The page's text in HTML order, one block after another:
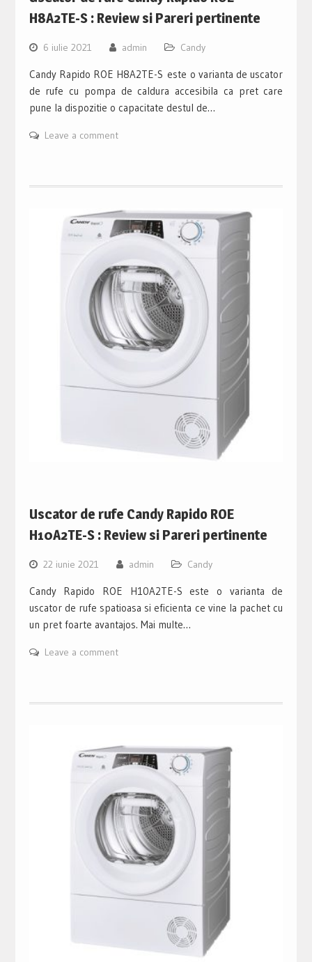
H8A2TE-S : Review si Pareri pertinente
6 iulie 2021 admin Candy
Candy Rapido ROE H8A2TE-S este o varianta de uscator
de rufe cu pompa de caldura accesibila ca pret care
pune la dispozitie o capacitate destul de…
Leave a comment
Uscator de rufe Candy Rapido ROE
H10A2TE-S : Review si Pareri pertinente
22 iunie 2021 admin Candy
Candy Rapido ROE H10A2TE-S este o varianta de
uscator de rufe spatioasa si eficienta ce vine la pachet cu
un pret foarte avantajos. Mai multe…
Leave a comment